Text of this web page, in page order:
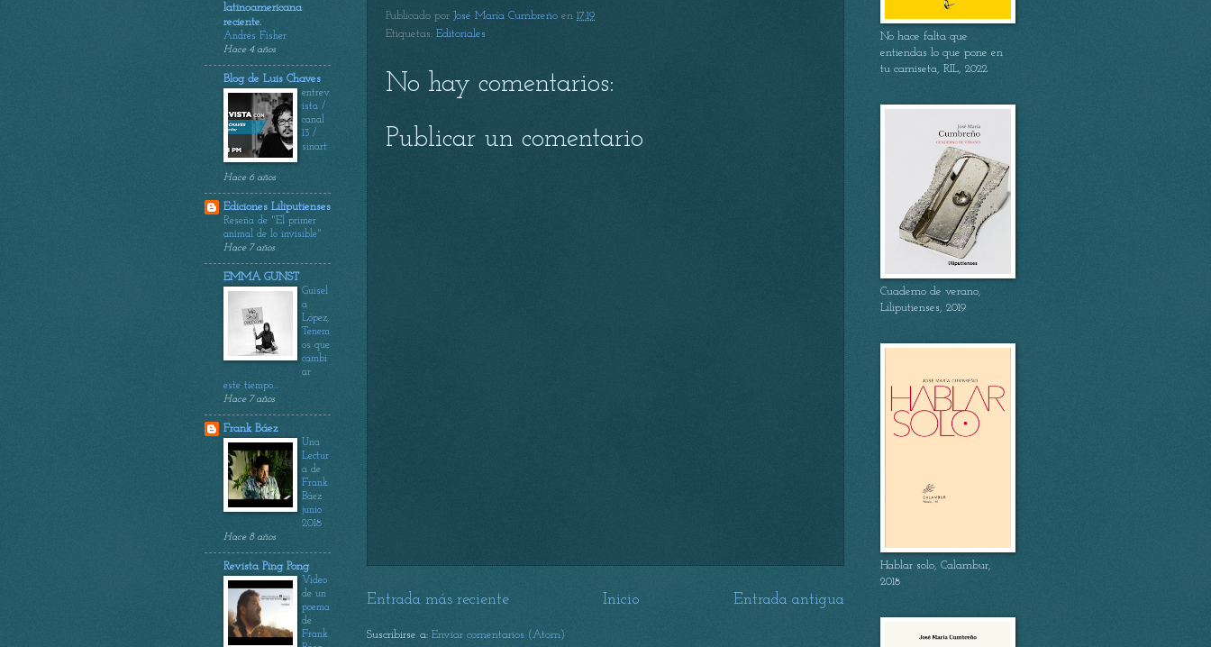
Publicado por José María Cumbreño en 17:19
Etiquetas: Editoriales
No hay comentarios:
Publicar un comentario
Entrada más reciente Entrada antigua
Inicio
Suscribirse a: Enviar comentarios (Atom)
latinoamericana
reciente.
Andrés Fisher
Hace 4 años
Blog de Luis Chaves
entrev
ista /
canal
13 /
sinart
Hace 6 años
Ediciones Liliputienses
Reseña de "El primer
animal de lo invisible"
Hace 7 años
EMMA GUNST
Guisel
a
López,
Tenem
os que
cambi
ar
este tiempo...
Hace 7 años
Frank Báez
Una
Lectur
a de
Frank
Báez
junio
2018
Hace 8 años
Revista Ping Pong
Video
de un
poema
de
Frank
No hace falta que
entiendas lo que pone en
tu camiseta, RIL, 2022
Cuaderno de verano,
Liliputienses, 2019
Hablar solo, Calambur,
2018